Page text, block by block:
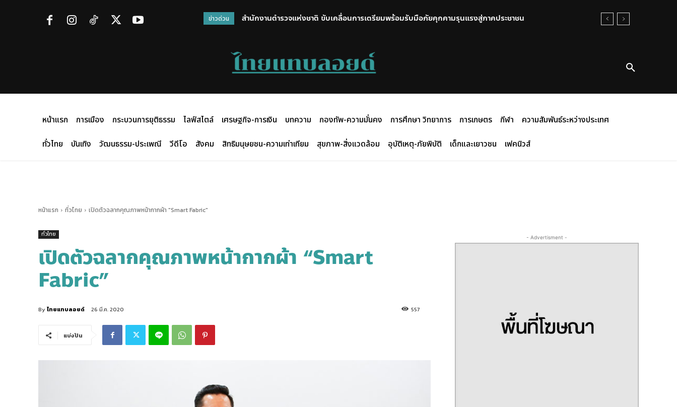
ข่าวด่วน สำนักงานตำรวจแห่งชาติ ขับเคลื่อนการเตรียมพร้อมรับมือภัยคุกคามรุนแรงสู่ภาคประชาชน
หน้าแรก การเมือง กระบวนการยุติธรรม ไลฟ์สไตล์ เศรษฐกิจ-การเงิน บทความ กองทัพ-ความมั่นคง การศึกษา วิทยาการ การเกษตร กีฬา
ความสัมพันธ์ระหว่างประเทศ
ทั่วไทย
บันเทิง วัฒนธรรม-ประเพณี วีดีโอ สังคม สิทธิมนุษยชน-ความเท่าเทียม สุขภาพ-สิ่งแวดล้อม อุบัติเหตุ-ภัยพิบัติ เด็กและเยาวชน เฟคนิวส์
หน้าแรก ทั่วไทย เปิดตัวฉลากคุณภาพหน้ากากผ้า "Smart Fabric"
ทั่วไทย
เปิดตัวฉลากคุณภาพหน้ากากผ้า “Smart
Fabric”
By ไทยแทบลอยด์ 26 มี.ค. 2020 557
แบ่งปัน
- Advertisment -